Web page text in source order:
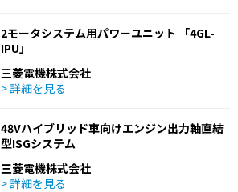
2モータシステム用パワーユニット 「4GL-
IPU」
三菱電機株式会社
> 詳細を見る
48Vハイブリッド車向けエンジン出力軸直結
型ISGシステム
三菱電機株式会社
> 詳細を見る